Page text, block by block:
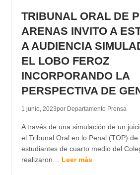
TRIBUNAL ORAL DE
ARENAS INVITO A
A AUDIENCIA
EL LOBO FEROZ
INCORPORANDO LA
PERSPECTIVA DE
1 junio, 2023por Departamento Prensa
A través de una simulación de un
el Tribunal Oral en lo Penal (TOP) de
estudiantes de cuarto medio del
realizaron… Leer más